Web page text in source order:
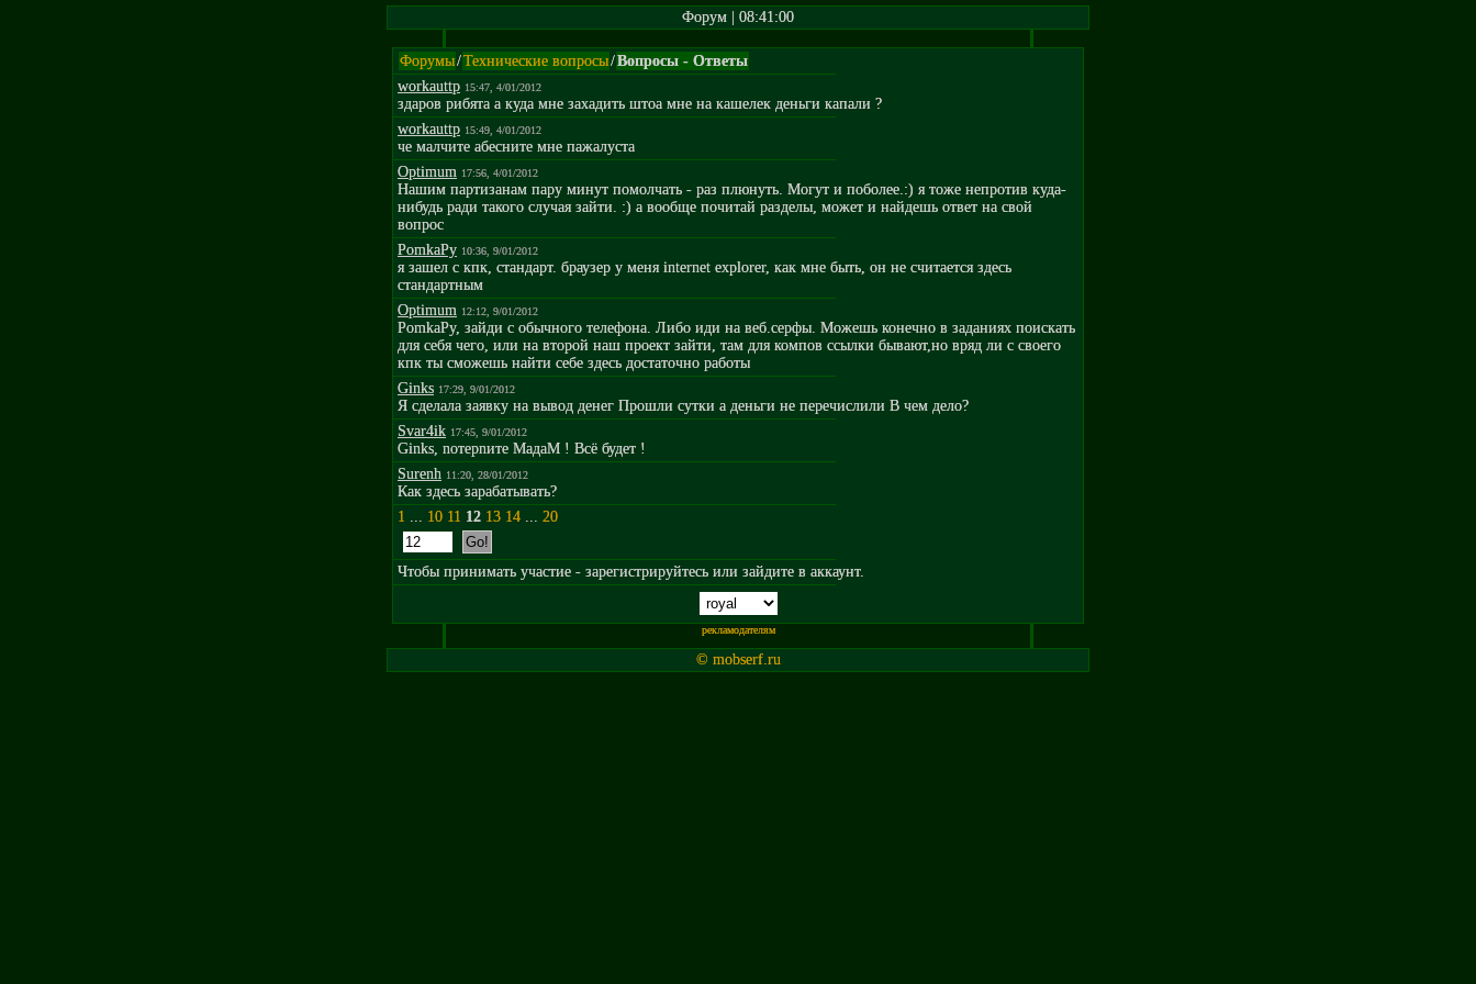
Форум | 08:41:00
Форумы/Технические вопросы/Вопросы - Ответы
workauttp 15:47, 4/01/2012
здаров рибята а куда мне захадить штоа мне на кашелек деньги капали ?
workauttp 15:49, 4/01/2012
че малчите абесните мне пажалуста
Optimum 17:56, 4/01/2012
Нашим партизанам пару минут помолчать - раз плюнуть. Могут и поболее.:) я тоже непротив куда-
нибудь ради такого случая зайти. :) а вообще почитай разделы, может и найдешь ответ на свой
вопрос
PomkaPy 10:36, 9/01/2012
я зашел с кпк, стандарт. браузер у меня internet explorer, как мне быть, он не считается здесь
стандартным
Optimum 12:12, 9/01/2012
PomkaPy, зайди с обычного телефона. Либо иди на веб.серфы. Можешь конечно в заданиях поискать
для себя чего, или на второй наш проект зайти, там для компов ссылки бывают,но вряд ли с своего
кпк ты сможешь найти себе здесь достаточно работы
Ginks 17:29, 9/01/2012
Я сделала заявку на вывод денег Прошли сутки а деньги не перечислили В чем дело?
Svar4ik 17:45, 9/01/2012
Ginks, noтерnите MадаM ! Всё будет !
Surenh 11:20, 28/01/2012
Как здесь зарабатывать?
1 ... 10 11 12 13 14 ... 20
Чтобы принимать участие - зарегистрируйтесь или зайдите в аккаунт.
рекламодателям
© mobserf.ru